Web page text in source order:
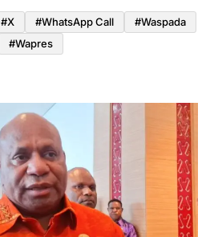
#x #WhatsApp Call
#waspada
#Wapres